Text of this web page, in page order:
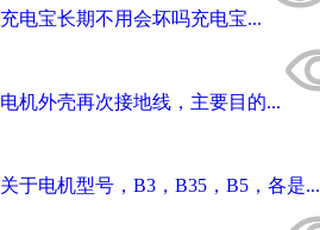
充电宝长期不用会坏吗充电宝...
电机外壳再次接地线，主要目的...
关于电机型号，B3，B35，B5，各是...